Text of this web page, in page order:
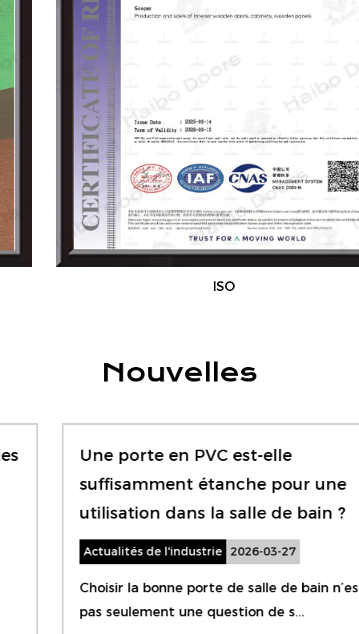
confiance avec des technologies avancées, des
produits supérieurs, une gestion moderne et un
service attentif.
Nos produits sont certifiés par les normes ISO, UE
CE et Sabre, et nous offrons une personnalisation
complète en fonction des besoins des clients.
Nous accueillons des partenaires mondiaux et
des distributeurs pour collaborer avec nous. Nos
produits sont exportés vers le Moyen-Orient,
l'Europe, l'Asie du Sud-Est, les Amériques et au-
discuter de la coopération et à poursuivre le
Nouvelles
Une porte en PVC est-elle
suffisamment étanche pour une
utilisation dans la salle de bain ?
Actualités de l'industrie 2026-03-27
Choisir la bonne porte de salle de bain n’est
pas seulement une question de s...